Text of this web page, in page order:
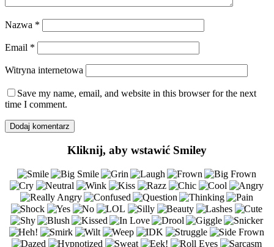
Nazwa *
Email *
Witryna internetowa
Save my name, email, and website in this browser for the next
time I comment.
Kliknij, aby wstawić Smiley